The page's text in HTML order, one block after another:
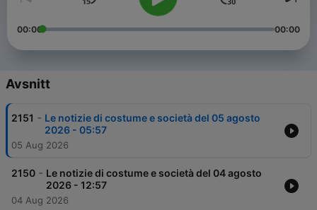
00:00 00:00
Avsnitt
2151 - Le notizie di costume e società del 05 agosto
2026 - 05:57
05 Aug 2026
2150 - Le notizie di costume e società del 04 agosto
2026 - 12:57
04 Aug 2026